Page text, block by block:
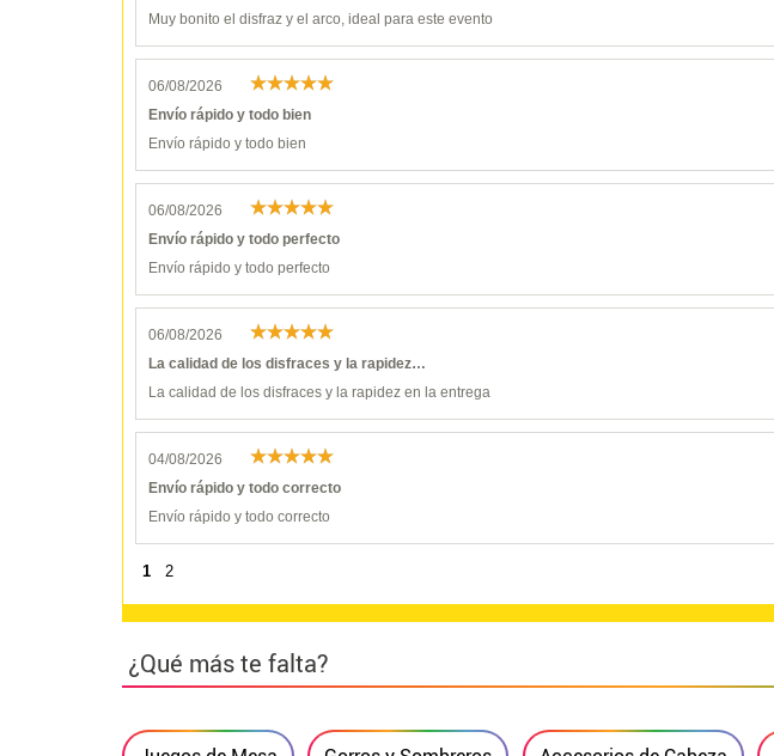
Muy bonito el disfraz y el arco, ideal para este evento
06/08/2026
Envío rápido y todo bien
Envío rápido y todo bien
06/08/2026
Envío rápido y todo perfecto
Envío rápido y todo perfecto
06/08/2026
La calidad de los disfraces y la rapidez…
La calidad de los disfraces y la rapidez en la entrega
04/08/2026
Envío rápido y todo correcto
Envío rápido y todo correcto
1 2
¿Qué más te falta?